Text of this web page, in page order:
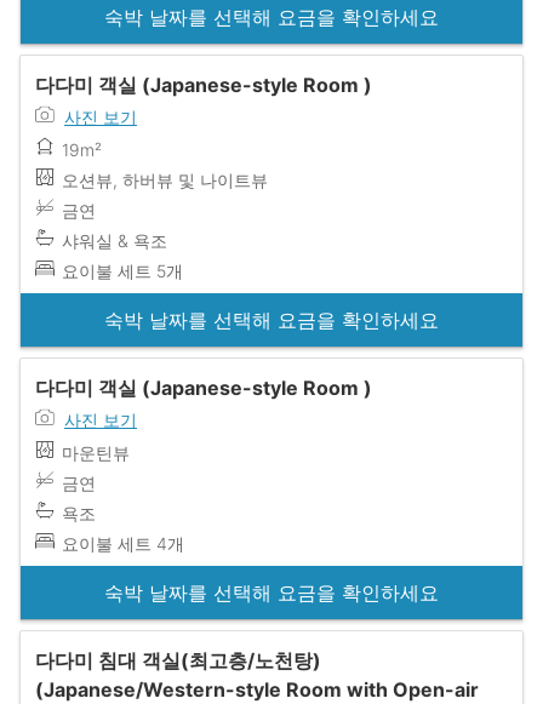
숙박 날짜를 선택해 요금을 확인하세요
다다미 객실 (Japanese-style Room )
사진 보기
19m²
오션뷰, 하버뷰 및 나이트뷰
금연
샤워실 & 욕조
요이불 세트 5개
숙박 날짜를 선택해 요금을 확인하세요
다다미 객실 (Japanese-style Room )
사진 보기
마운틴뷰
금연
욕조
요이불 세트 4개
숙박 날짜를 선택해 요금을 확인하세요
다다미 침대 객실(최고층/노천탕)
(Japanese/Western-style Room with Open-air